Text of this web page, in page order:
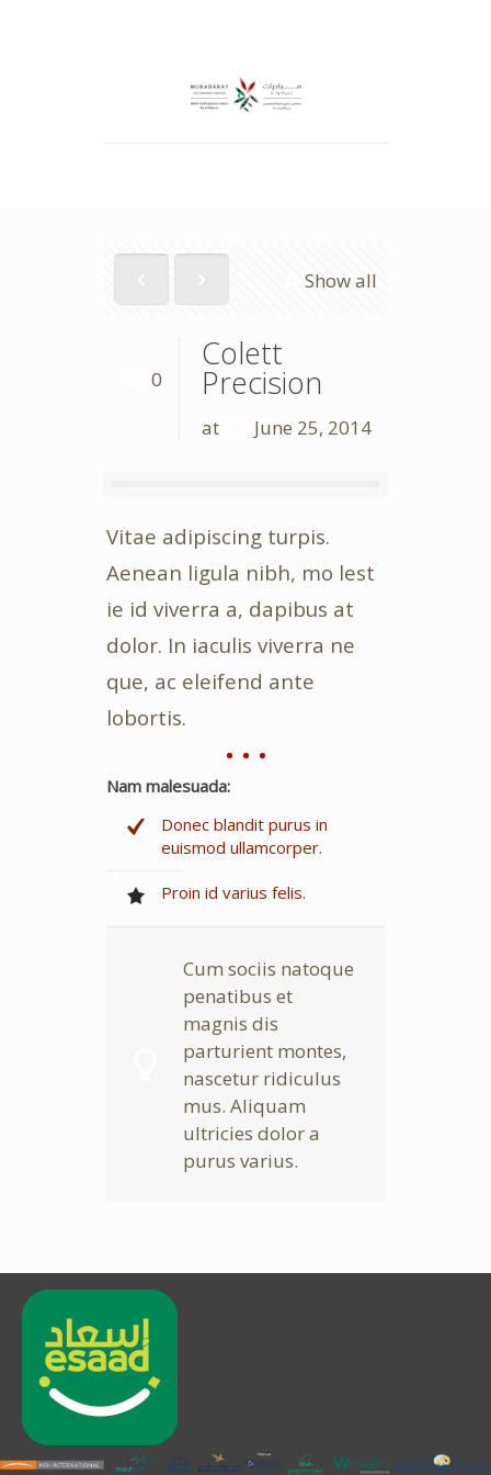
Show all
0
Colett
Precision
at June 25, 2014
Vitae adipiscing turpis.
Aenean ligula nibh, mo lest
ie id viverra a, dapibus at
dolor. In iaculis viverra ne
que, ac eleifend ante
lobortis.
Nam malesuada:
Donec blandit purus in
euismod ullamcorper.
Proin id varius felis.
Cum sociis natoque
penatibus et
magnis dis
parturient montes,
nascetur ridiculus
mus. Aliquam
ultricies dolor a
purus varius.